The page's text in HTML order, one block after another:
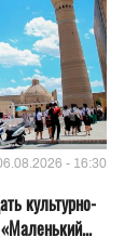
- 16:30
культурно-